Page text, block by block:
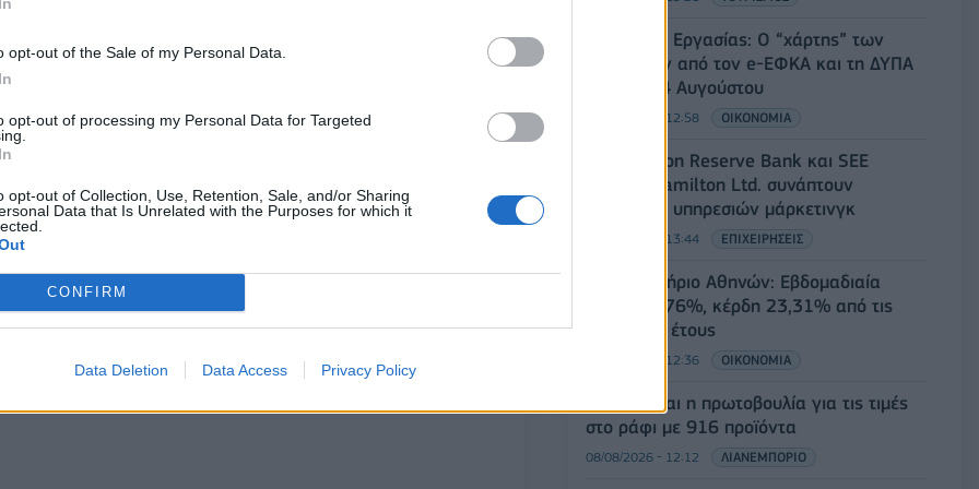
opt-out of the Sale of my Personal Data.
opt-out of processing my Personal Data for Targeted
opt-out of Collection, Use, Retention, Sale, and/or Sharing
Data that Is Unrelated with the Purposes for which it
CONFIRM
Data Deletion Data Access Privacy Policy
στην κυκλική οικονομία και την
να προσφέρουμε λύσεις που κάνουν τη διαφορά.
είναι το επόμενο βήμα
εδώ»
στόχων. Το
πλαστικών, μεταλλικών και
στο 19%,οπότε είναι αυτονόητο ότι πρέπει να
Πρεσβευτή Ανακύκλωσης της ΤΕΧΑΝ
μπορούμε να το κάνουμε πραγματικότητα. Γιατί,
είμαστε όλοι μια ομάδα. Είμαστε ΤΕΧΑΝ!
Υπουργείο Εργασίας: Ο “χάρτης” των
πληρωμών από τον e-ΕΦΚΑ και τη ΔΥΠΑ
έως τις 14 Αυγούστου
08/08/2026 - 12:58 ΟΙΚΟΝΟΜΙΑ
Οι Hamilton Reserve Bank και SEE
Capital Hamilton Ltd. συνάπτουν
συμφωνία υπηρεσιών μάρκετινγκ
08/08/2026 - 13:44 ΕΠΙΧΕΙΡΗΣΕΙΣ
Χρηματιστήριο Αθηνών: Εβδομαδιαία
άνοδος 1,76%, κέρδη 23,31% από τις
αρχές του έτους
08/08/2026 - 12:36 ΟΙΚΟΝΟΜΙΑ
Διευρύνεται η πρωτοβουλία για τις τιμές
στο ράφι με 916 προϊόντα
08/08/2026 - 12:12 ΛΙΑΝΕΜΠΟΡΙΟ